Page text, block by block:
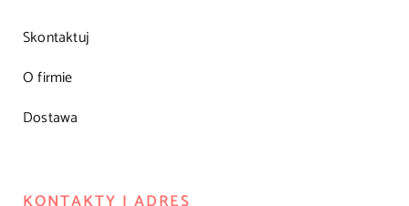
Skontaktuj
O firmie
Dostawa